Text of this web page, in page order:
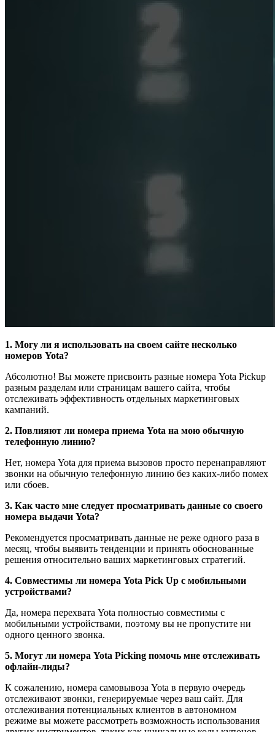
1. Могу ли я использовать на своем сайте несколько
номеров Yota?
Абсолютно! Вы можете присвоить разные номера Yota Pickup
разным разделам или страницам вашего сайта, чтобы
отслеживать эффективность отдельных маркетинговых
кампаний.
2. Повлияют ли номера приема Yota на мою обычную
телефонную линию?
Нет, номера Yota для приема вызовов просто перенаправляют
звонки на обычную телефонную линию без каких-либо помех
или сбоев.
3. Как часто мне следует просматривать данные со своего
номера выдачи Yota?
Рекомендуется просматривать данные не реже одного раза в
месяц, чтобы выявить тенденции и принять обоснованные
решения относительно ваших маркетинговых стратегий.
4. Совместимы ли номера Yota Pick Up с мобильными
устройствами?
Да, номера перехвата Yota полностью совместимы с
мобильными устройствами, поэтому вы не пропустите ни
одного ценного звонка.
5. Могут ли номера Yota Picking помочь мне отслеживать
офлайн-лиды?
К сожалению, номера самовывоза Yota в первую очередь
отслеживают звонки, генерируемые через ваш сайт. Для
отслеживания потенциальных клиентов в автономном
режиме вы можете рассмотреть возможность использования